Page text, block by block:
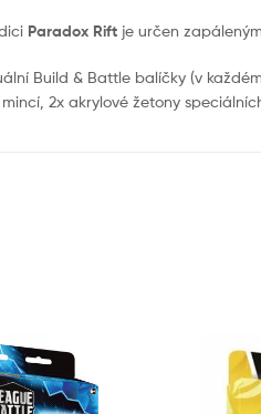
Paradox Rift je určen
Build & Battle balíčky (v
mincí, 2x akrylové žetony